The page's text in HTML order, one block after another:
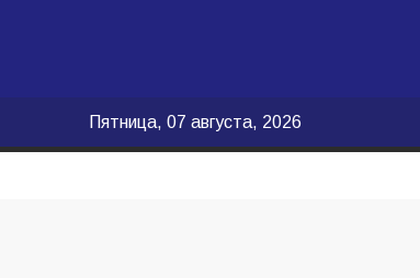
Пятница, 07 августа, 2026